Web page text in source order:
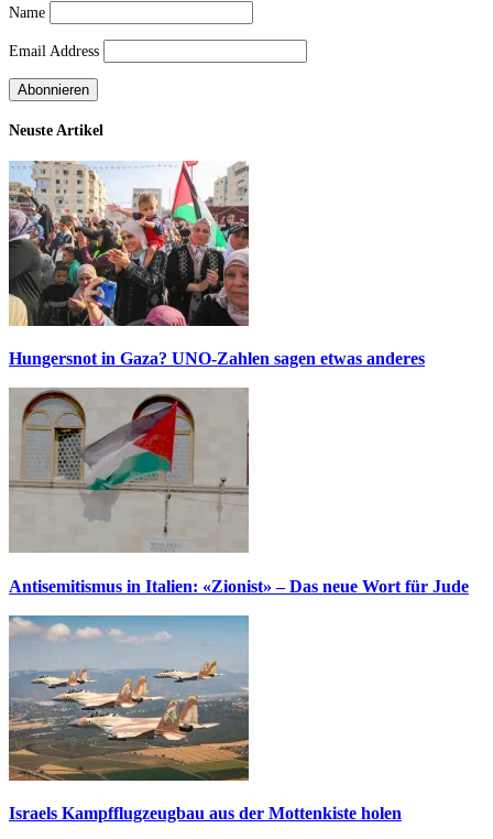
Name
Email Address
Neuste Artikel
Hungersnot in Gaza? UNO-Zahlen sagen etwas anderes
Antisemitismus in Italien: «Zionist» – Das neue Wort für Jude
Israels Kampfflugzeugbau aus der Mottenkiste holen